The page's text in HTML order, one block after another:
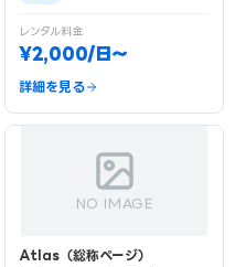
レンタル料金
¥2,000/日〜
詳細を見る
NO IMAGE
Atlas（総称ページ）